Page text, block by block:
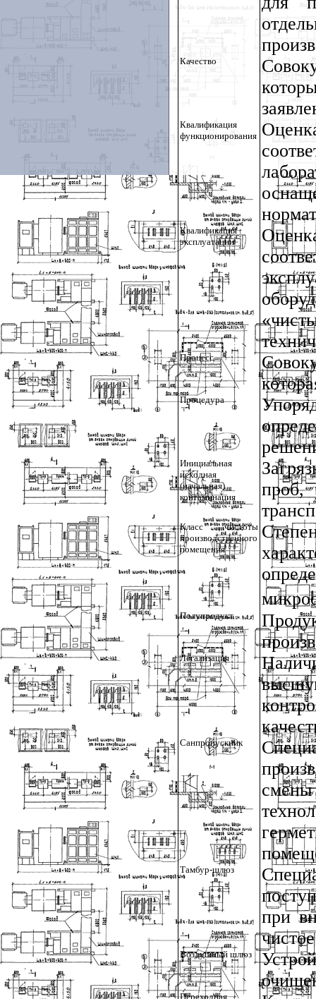
Качество
Квалификация
функционирования
Квалификация
эксплуатации
Процесс
Процедура
Инициальная
исходная
(начальная)
контаминация
проб,
Класс чистоты
производственного
помещения
Полупродукт
Легализация
Санпропускник
Тамбур-шлюз
при
Воздушный шлюз
Переходная